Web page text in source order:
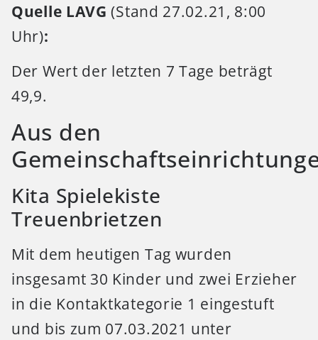
Quelle LAVG(Stand 27.02.21, 8:00
Uhr):
Der Wert der letzten 7 Tage beträgt
49,9.
Aus den
Kita Spielekiste
Treuenbrietzen
Mit dem heutigen Tag wurden
insgesamt 30 Kinder und zwei Erzieher
in die Kontaktkategorie 1 eingestuft
und bis zum 07.03.2021 unter